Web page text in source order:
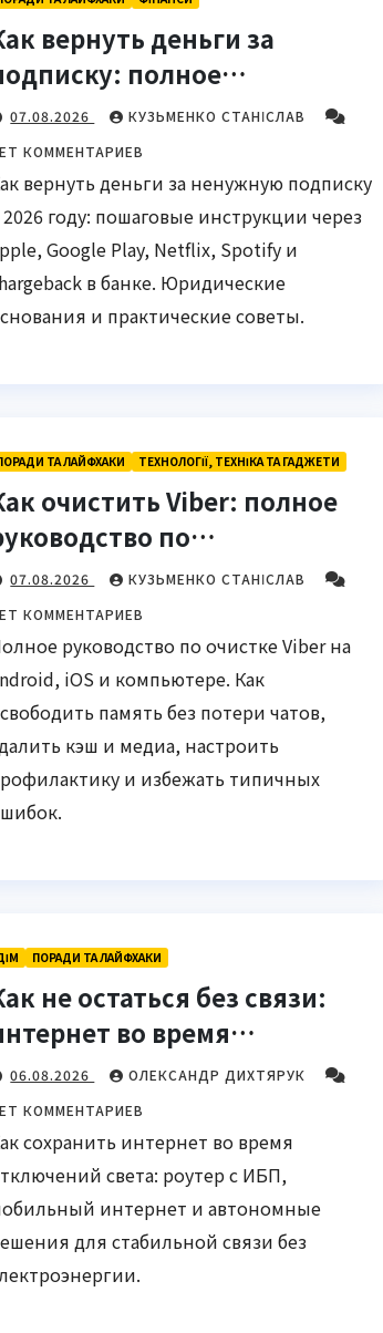
вернуть деньги за
полное
2026
07.08.2026
КУЗЬМЕНКО СТАНІСЛАВ
КОММЕНТАРИЕВ
вернуть деньги за ненужную подписку
2026 году: пошаговые инструкции через
Google Play, Netflix, Spotify и
в банке. Юридические
и практические советы.
ТА ЛАЙФХАКИ ТЕХНОЛОГІЇ, ТЕХНІКА ТА ГАДЖЕТИ
очистить Viber: полное
по
памяти
07.08.2026
КУЗЬМЕНКО СТАНІСЛАВ
КОММЕНТАРИЕВ
руководство по очистке Viber на
iOS и компьютере. Как
память без потери чатов,
кэш и медиа, настроить
и избежать типичных
ПОРАДИ ТА ЛАЙФХАКИ
не остаться без связи:
во время
света
06.08.2026
ОЛЕКСАНДР ДИХТЯРУК
КОММЕНТАРИЕВ
сохранить интернет во время
света: роутер с ИБП,
интернет и автономные
для стабильной связи без